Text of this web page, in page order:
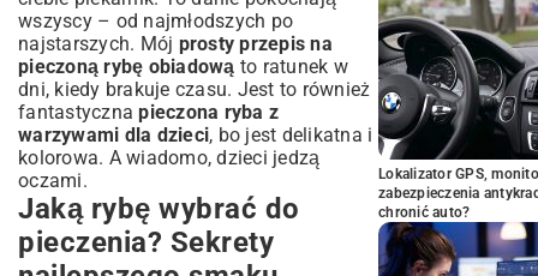
wszyscy – od najmłodszych po
najstarszych. Mój prosty przepis na
pieczoną rybę obiadową to ratunek w
dni, kiedy brakuje czasu. Jest to również
fantastycznapieczona ryba z
warzywami dla dzieci, bo jest delikatna i
kolorowa. A wiadomo, dzieci jedzą
oczami.
Jaką rybę wybrać do
pieczenia? Sekrety
Lokalizator GPS,
zabezpieczenia
chronić auto?